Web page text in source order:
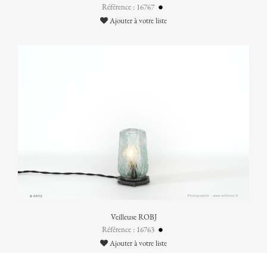
Référence : 16767
Ajouter à votre liste
Veilleuse ROBJ
Référence : 16763
Ajouter à votre liste